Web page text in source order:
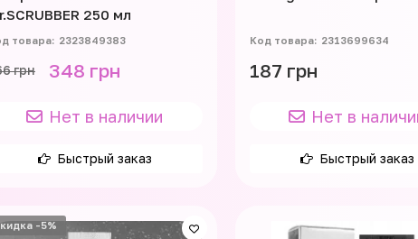
250 мл
2323849383
грн 348 грн
Нет в наличии
Быстрый заказ
2313699634
187 грн
Нет в
Быстрый заказ
-5%